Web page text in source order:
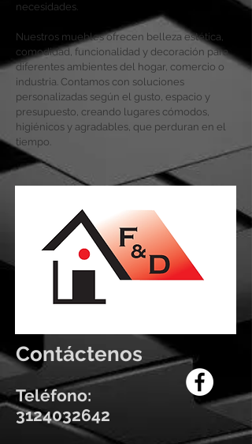
necesidades.
Nuestros muebles ofrecen belleza estética,
comodidad, funcionalidad y decoración para
diferentes ambientes del hogar, comercio o
industria. Contamos con soluciones
personalizadas según el gusto, espacio y
presupuesto, creando lugares cómodos,
higiénicos y agradables, que perduran en el
tiempo.
Contáctenos
Teléfono:
3124032642